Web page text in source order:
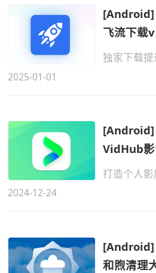
[Android]
飞流下载
独家下载
2025-01-01
[Android]
VidHub影
版
打造个人
2024-12-24
[Android]
和煦清理